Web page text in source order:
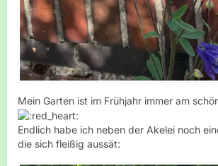
Mein Garten ist im Frühjahr immer am
Endlich habe ich neben der Akelei noch
die sich fleißig aussät: